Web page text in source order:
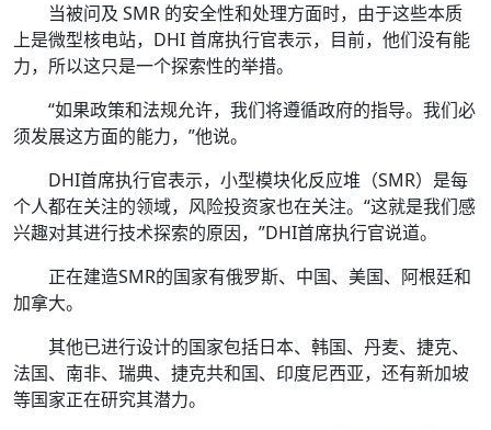
当被问及 SMR 的安全性和处理方面时，由于这些本质
上是微型核电站，DHI 首席执行官表示，目前，他们没有能
力，所以这只是一个探索性的举措。
“如果政策和法规允许，我们将遵循政府的指导。我们必
须发展这方面的能力，”他说。
DHI首席执行官表示，小型模块化反应堆（SMR）是每
个人都在关注的领域，风险投资家也在关注。“这就是我们感
兴趣对其进行技术探索的原因，”DHI首席执行官说道。
正在建造SMR的国家有俄罗斯、中国、美国、阿根廷和
加拿大。
其他已进行设计的国家包括日本、韩国、丹麦、捷克、
法国、南非、瑞典、捷克共和国、印度尼西亚，还有新加坡
等国家正在研究其潜力。